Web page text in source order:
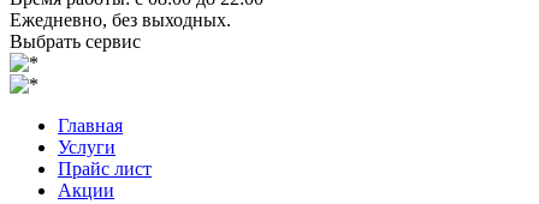
Ежедневно, без выходных.
Выбрать сервис
Главная
Услуги
Прайс лист
Акции